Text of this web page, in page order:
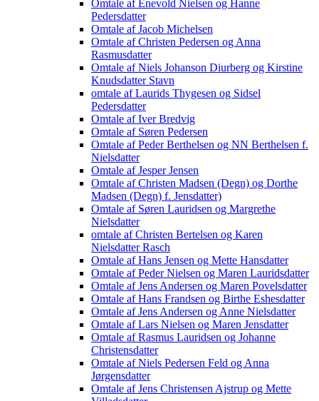
Omtale af Enevold Nielsen og Hanne
Pedersdatter
Omtale af Jacob Michelsen
Omtale af Christen Pedersen og Anna
Rasmusdatter
Omtale af Niels Johanson Diurberg og Kirstine
Knudsdatter Stavn
omtale af Laurids Thygesen og Sidsel
Pedersdatter
Omtale af Iver Bredvig
Omtale af Søren Pedersen
Omtale af Peder Berthelsen og NN Berthelsen f.
Nielsdatter
Omtale af Jesper Jensen
Omtale af Christen Madsen (Degn) og Dorthe
Madsen (Degn) f. Jensdatter)
Omtale af Søren Lauridsen og Margrethe
Nielsdatter
omtale af Christen Bertelsen og Karen
Nielsdatter Rasch
Omtale af Hans Jensen og Mette Hansdatter
Omtale af Peder Nielsen og Maren Lauridsdatter
Omtale af Jens Andersen og Maren Povelsdatter
Omtale af Hans Frandsen og Birthe Eshesdatter
Omtale af Jens Andersen og Anne Nielsdatter
Omtale af Lars Nielsen og Maren Jensdatter
Omtale af Rasmus Lauridsen og Johanne
Christensdatter
Omtale af Niels Pedersen Feld og Anna
Jørgensdatter
Omtale af Jens Christensen Ajstrup og Mette